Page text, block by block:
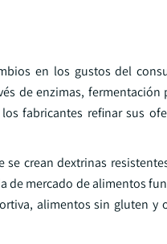
en los gustos del
de enzimas, fermentación
fabricantes refinar sus
crean dextrinas
de mercado de alimentos
alimentos sin gluten y